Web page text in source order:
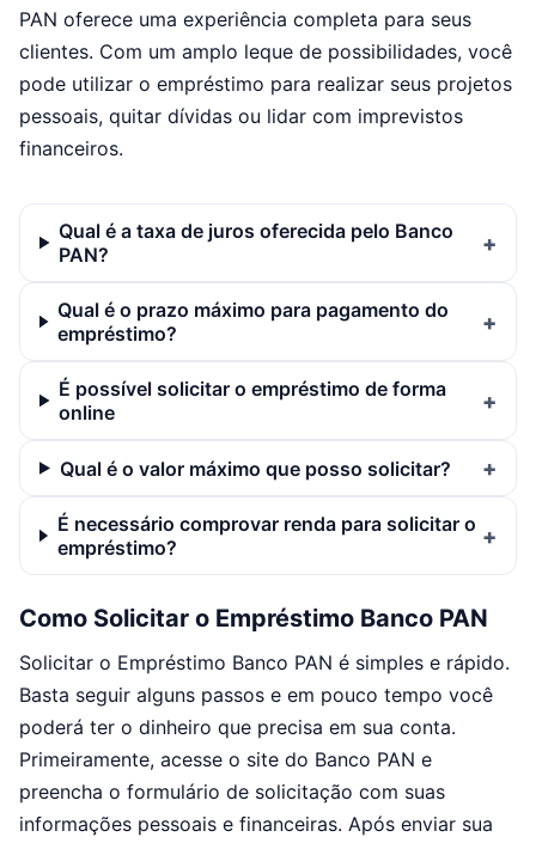
PAN oferece uma experiência completa para seus
clientes. Com um amplo leque de possibilidades, você
pode utilizar o empréstimo para realizar seus projetos
pessoais, quitar dívidas ou lidar com imprevistos
financeiros.
Qual é a taxa de juros oferecida pelo Banco
PAN?
Qual é o prazo máximo para pagamento do
empréstimo?
É possível solicitar o empréstimo de forma
online
Qual é o valor máximo que posso solicitar?
É necessário comprovar renda para solicitar o
empréstimo?
Como Solicitar o Empréstimo Banco PAN
Solicitar o Empréstimo Banco PAN é simples e rápido.
Basta seguir alguns passos e em pouco tempo você
poderá ter o dinheiro que precisa em sua conta.
Primeiramente, acesse o site do Banco PAN e
preencha o formulário de solicitação com suas
informações pessoais e financeiras. Após enviar sua